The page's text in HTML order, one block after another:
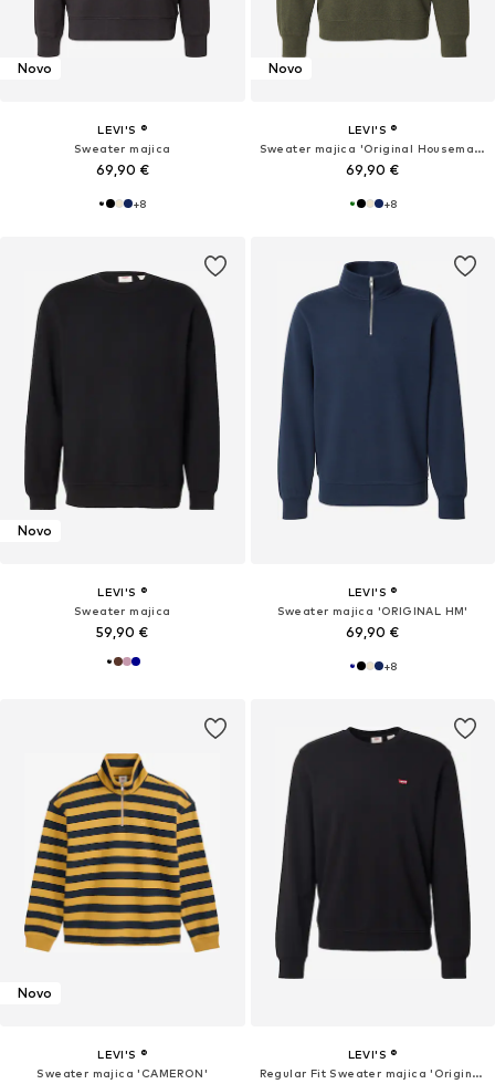
Novo
LEVI'S ®
Sweater majica
69,90 €
+8
Novo
LEVI'S ®
Sweater majica 'Original Housemark'
69,90 €
+8
Novo
LEVI'S ®
Sweater majica
59,90 €
LEVI'S ®
Sweater majica 'ORIGINAL HM'
69,90 €
+8
Novo
LEVI'S ®
Sweater majica 'CAMERON'
LEVI'S ®
Regular Fit Sweater majica 'Original Housemark Crewneck Sweatshirt'